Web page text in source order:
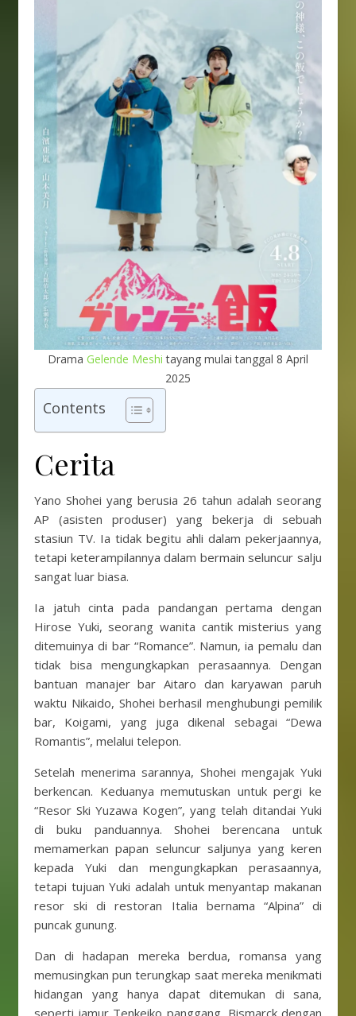
Drama Gelende Meshi tayang mulai tanggal 8 April
2025
Contents
Cerita
Yano Shohei yang berusia 26 tahun adalah seorang
AP (asisten produser) yang bekerja di sebuah
stasiun TV. Ia tidak begitu ahli dalam pekerjaannya,
tetapi keterampilannya dalam bermain seluncur salju
sangat luar biasa.
Ia jatuh cinta pada pandangan pertama dengan
Hirose Yuki, seorang wanita cantik misterius yang
ditemuinya di bar “Romance”. Namun, ia pemalu dan
tidak bisa mengungkapkan perasaannya. Dengan
bantuan manajer bar Aitaro dan karyawan paruh
waktu Nikaido, Shohei berhasil menghubungi pemilik
bar, Koigami, yang juga dikenal sebagai “Dewa
Romantis”, melalui telepon.
Setelah menerima sarannya, Shohei mengajak Yuki
berkencan. Keduanya memutuskan untuk pergi ke
“Resor Ski Yuzawa Kogen”, yang telah ditandai Yuki
di buku panduannya. Shohei berencana untuk
memamerkan papan seluncur saljunya yang keren
kepada Yuki dan mengungkapkan perasaannya,
tetapi tujuan Yuki adalah untuk menyantap makanan
resor ski di restoran Italia bernama “Alpina” di
puncak gunung.
Dan di hadapan mereka berdua, romansa yang
memusingkan pun terungkap saat mereka menikmati
hidangan yang hanya dapat ditemukan di sana,
seperti jamur Tenkeiko panggang, Bismarck dengan